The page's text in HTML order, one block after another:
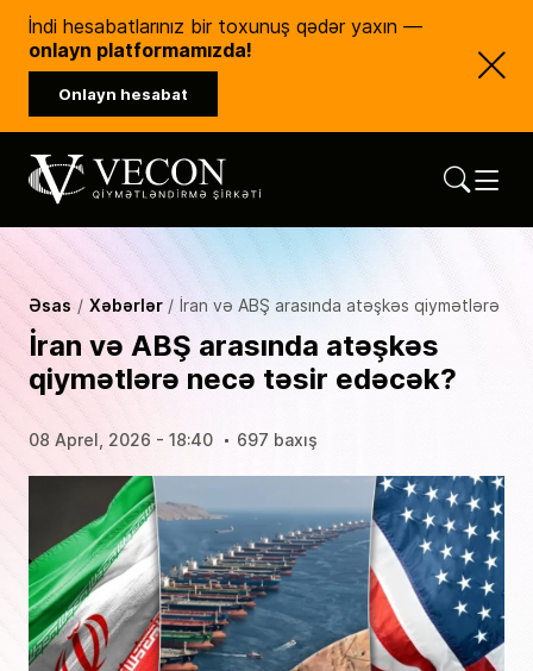
İndi hesabatlarınız bir toxunuş qədər yaxın —
onlayn platformamızda!
Onlayn hesabat
Vecon Consulting
Əsas Xəbərlər İran və ABŞ arasında atəşkəs qiymətlərə
İran və ABŞ arasında atəşkəs
qiymətlərə necə təsir edəcək?
08 Aprel, 2026 - 18:40 697 baxış